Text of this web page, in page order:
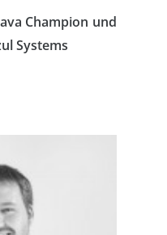
Champion und
Systems